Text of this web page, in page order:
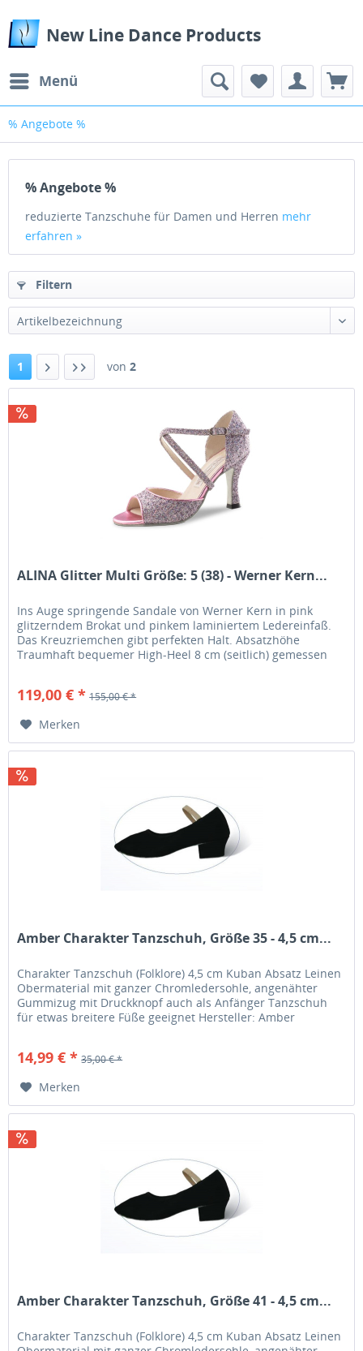
New Line Dance Products
Menü
% Angebote %
% Angebote %
reduzierte Tanzschuhe für Damen und Herren mehr
erfahren »
Filtern
Artikelbezeichnung
1 von 2
ALINA Glitter Multi Größe: 5 (38) - Werner Kern...
Ins Auge springende Sandale von Werner Kern in pink
glitzerndem Brokat und pinkem laminiertem Ledereinfaß.
Das Kreuzriemchen gibt perfekten Halt. Absatzhöhe
Traumhaft bequemer High-Heel 8 cm (seitlich) gemessen
119,00 € * 155,00 € *
Merken
Amber Charakter Tanzschuh, Größe 35 - 4,5 cm...
Charakter Tanzschuh (Folklore) 4,5 cm Kuban Absatz Leinen
Obermaterial mit ganzer Chromledersohle, angenähter
Gummizug mit Druckknopf auch als Anfänger Tanzschuh
für etwas breitere Füße geeignet Hersteller: Amber
14,99 € * 35,00 € *
Merken
Amber Charakter Tanzschuh, Größe 41 - 4,5 cm...
Charakter Tanzschuh (Folklore) 4,5 cm Kuban Absatz Leinen